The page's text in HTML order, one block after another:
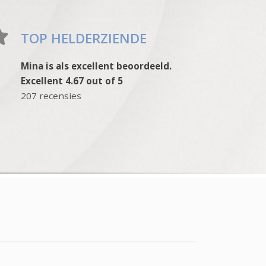
TOP HELDERZIENDE
Mina is als excellent beoordeeld.
Excellent 4.67 out of 5
207 recensies